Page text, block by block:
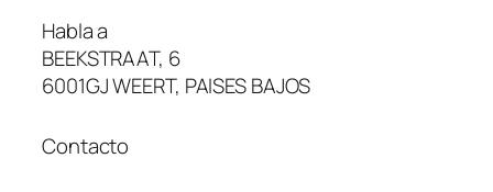
Habla a
BEEKSTRAAT, 6
6001GJ WEERT, PAISES BAJOS
Contacto